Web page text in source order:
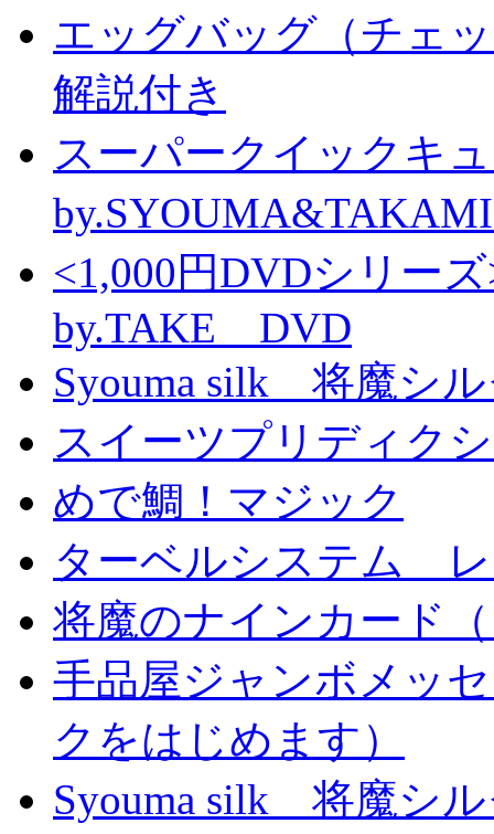
エッグバッグ（チェ
解説付き
スーパークイックキ
<1,000円DVDシリ
by.TAKE DVD
Syouma silk 将魔シ
スイーツプリディク
めで鯛！マジック
ターベルシステム
将魔のナインカード
手品屋ジャンボメッ
クをはじめます）
Syouma silk 将魔シ